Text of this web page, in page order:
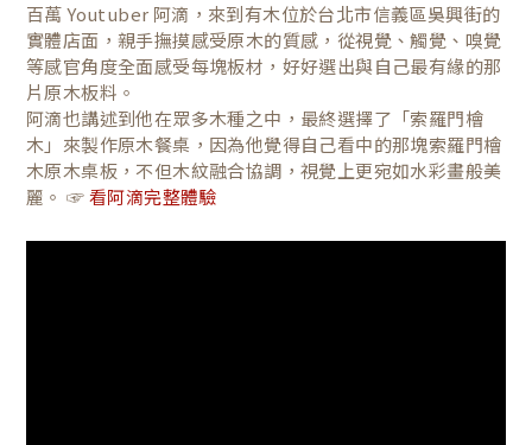
百萬 Youtuber 阿滴，來到有木位於台北市信義區吳興街的
實體店面，親手撫摸感受原木的質感，從視覺、觸覺、嗅覺
等感官角度全面感受每塊板材，好好選出與自己最有緣的那
片原木板料。
阿滴也講述到他在眾多木種之中，最終選擇了「索羅門檜
木」來製作原木餐桌，因為他覺得自己看中的那塊索羅門檜
木原木桌板，不但木紋融合協調，視覺上更宛如水彩畫般美
麗。 ☞ 看阿滴完整體驗